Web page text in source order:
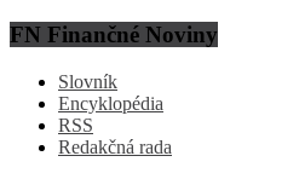
FN Finančné Noviny
Slovník
Encyklopédia
RSS
Redakčná rada